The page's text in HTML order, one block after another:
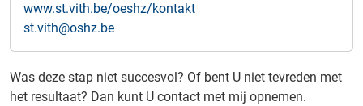
www.st.vith.be/oeshz/kontakt
st.vith@oshz.be
Was deze stap niet succesvol? Of bent U niet tevreden met
het resultaat? Dan kunt U contact met mij opnemen.